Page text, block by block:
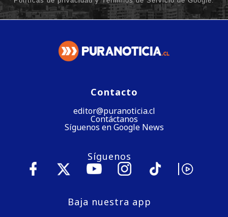
Contacto
editor@puranoticia.cl
Contáctanos
Síguenos en Google News
Síguenos
Baja nuestra app